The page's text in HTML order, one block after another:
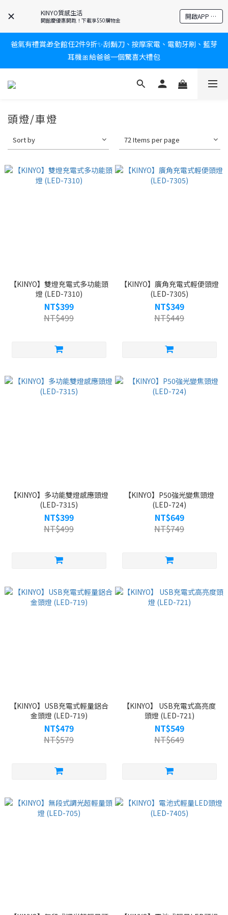
KINYO質感生活
開館慶優惠開跑！下載享$50購物金 開啟APP 享隱藏優惠
新會員送$100購物金✨再享消費回饋無極限
新會員送$100購物金✨再享消費回饋無極限
爸氣有禮賞🎁全館任2件9折✨刮鬍刀、按摩家電、電動牙刷、藍芽
耳機🎀給爸爸一個驚喜大禮包
炎熱夏日救星☀️秒凍扇登場💙半導體製冷 x 微米級冰霧，一秒開
新會員送$100購物金✨再享消費回饋無極限
頭燈/車燈
Sort by 72 Items per page
【KINYO】雙燈充電式多功能頭
燈 (LED-7310)
NT$399
NT$499
【KINYO】廣角充電式輕便頭燈
(LED-7305)
NT$349
NT$449
【KINYO】多功能雙燈感應頭燈
(LED-7315)
NT$399
NT$499
【KINYO】P50強光變焦頭燈
(LED-724)
NT$649
NT$749
【KINYO】USB充電式輕量鋁合
金頭燈 (LED-719)
NT$479
NT$579
【KINYO】 USB充電式高亮度
頭燈 (LED-721)
NT$549
NT$649